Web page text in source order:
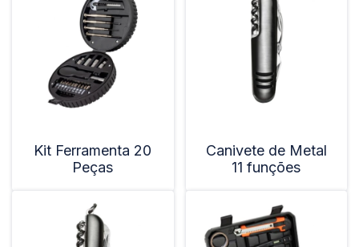
Kit Ferramenta 20
Peças
Canivete de Metal
11 funções